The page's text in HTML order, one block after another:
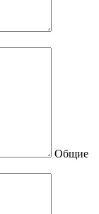
Общие